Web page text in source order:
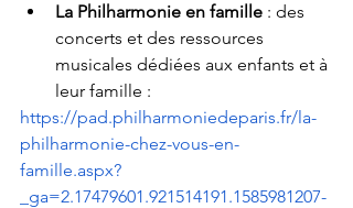
La Philharmonie en famille : des
concerts et des ressources
musicales dédiées aux enfants et à
leur famille :
https://pad.philharmoniedeparis.fr/la-
philharmonie-chez-vous-en-
famille.aspx?
_ga=2.17479601.921514191.1585981207-